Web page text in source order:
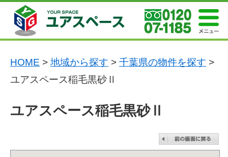
HOME > 地域から探す > 千葉県の物件を探す >
ユアスペース稲毛黒砂Ⅱ
ユアスペース稲毛黒砂Ⅱ